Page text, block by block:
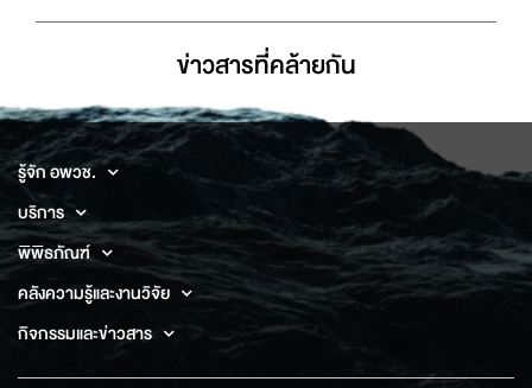
ข่าวสารที่่คล้ายกัน
รู้จัก อพวช.
บริการ
พิพิธภัณฑ์
คลังความรู้และงานวิจัย
กิจกรรมและข่าวสาร